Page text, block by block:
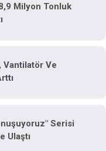
Milyon Tonluk
Vantilatör Ve
Serisi
Ulaştı